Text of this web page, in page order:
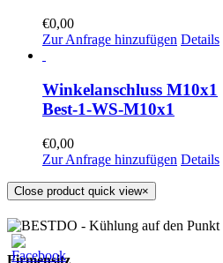
€0,00
Zur Anfrage hinzufügen Details
Winkelanschluss M10x1
Best-1-WS-M10x1
€0,00
Zur Anfrage hinzufügen Details
Close product quick view×
Firmensitz